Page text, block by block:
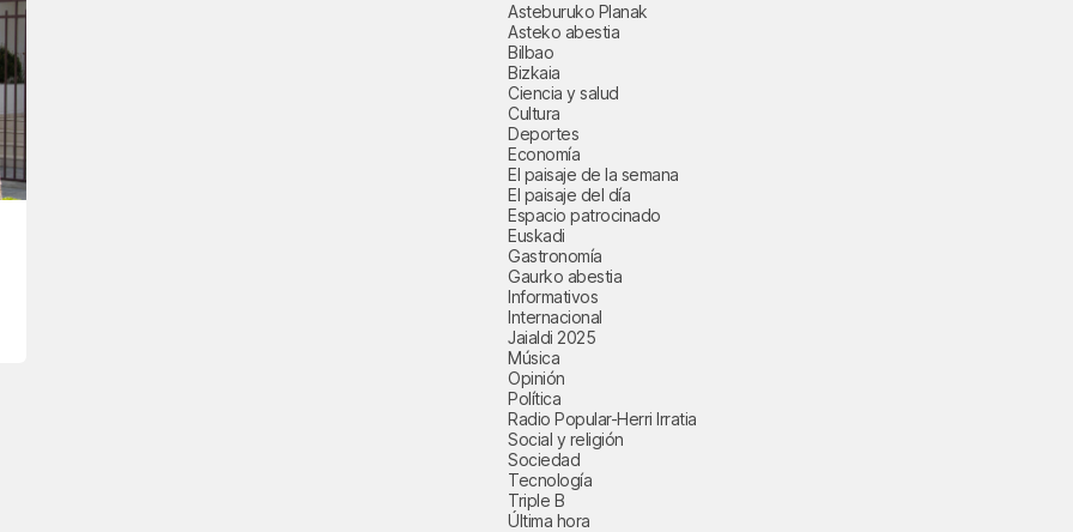
Asteburuko Planak
Asteko abestia
Bilbao
Bizkaia
Ciencia y salud
Cultura
Deportes
Economía
El paisaje de la semana
El paisaje del día
Espacio patrocinado
Euskadi
Gastronomía
Gaurko abestia
Informativos
Internacional
Jaialdi 2025
Música
Opinión
Política
Radio Popular-Herri Irratia
Social y religión
Sociedad
Tecnología
Triple B
Última hora